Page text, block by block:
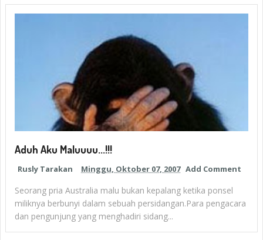
Aduh Aku Maluuuu...!!!
Rusly Tarakan Minggu, Oktober 07, 2007 Add Comment
Seorang pria Australia malu bukan kepalang ketika ponsel
miliknya berbunyi dalam sebuah persidangan.Para pengacara
dan pengunjung yang menghadiri sidang...